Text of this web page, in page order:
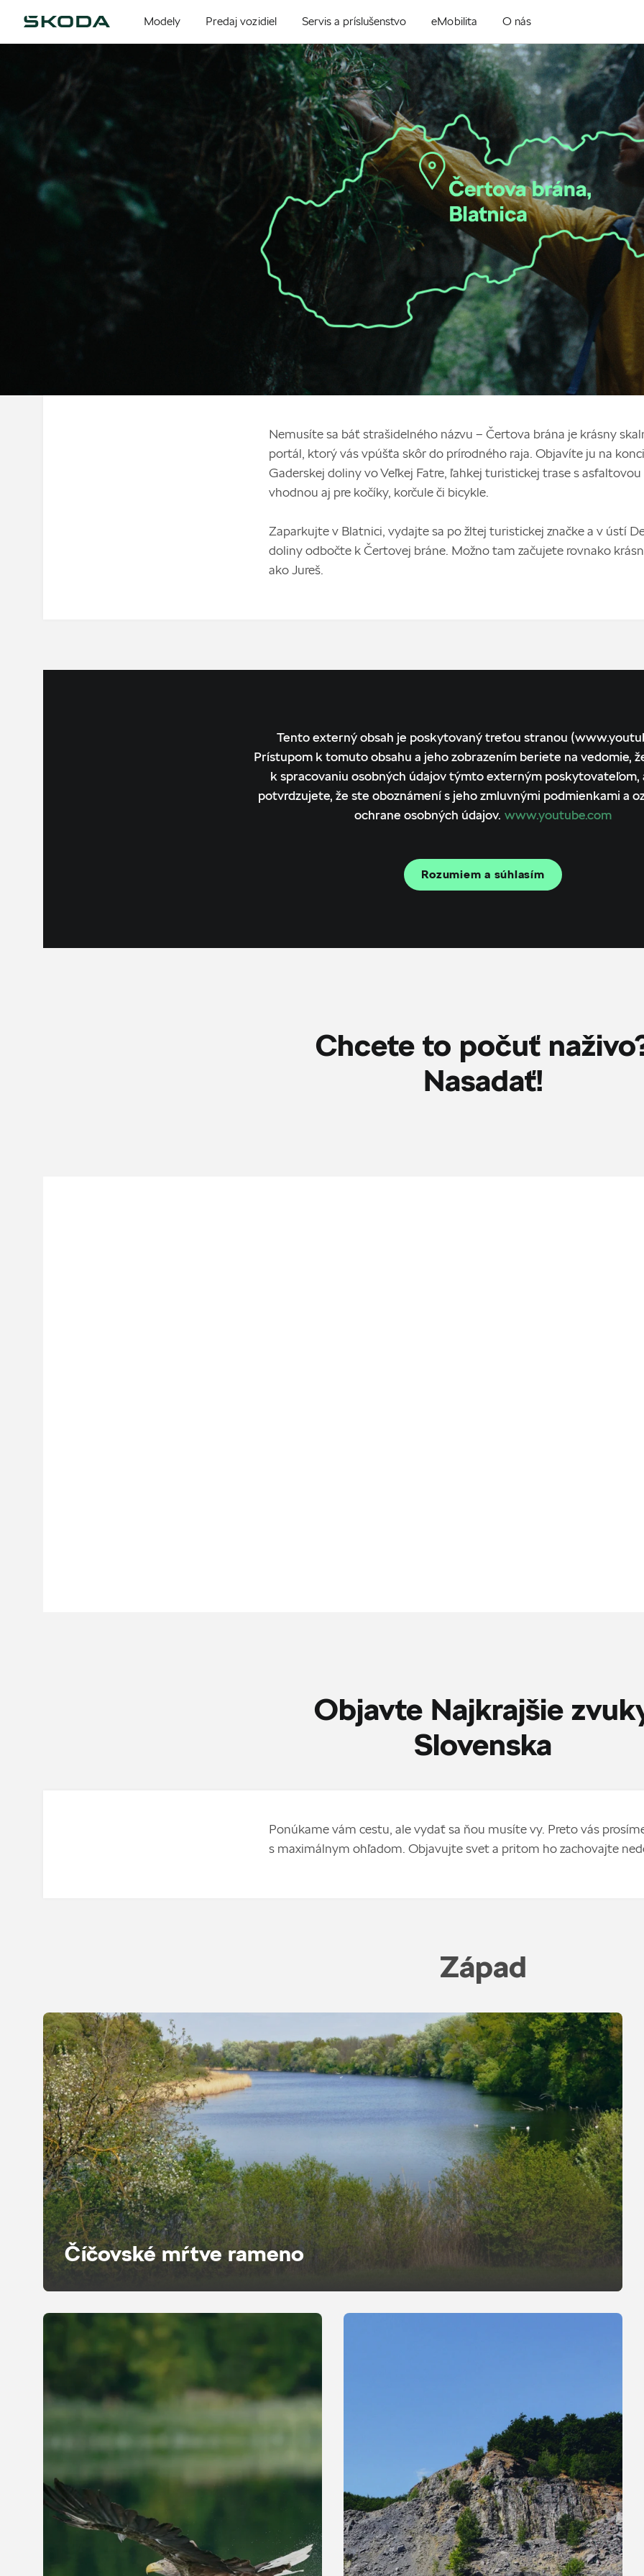
Modely Predaj vozidiel Servis a príslušenstvo eMobilita O nás
Nemusíte sa báť strašidelného názvu – Čertova brána je krásny
portál, ktorý vás vpúšťa skôr do prírodného raja. Objavíte ju na konci
Gaderskej doliny vo Veľkej Fatre, ľahkej turistickej trase s
vhodnou aj pre kočíky, korčule či bicykle.
Zaparkujte v Blatnici, vydajte sa po žltej turistickej značke a v ústí
doliny odbočte k Čertovej bráne. Možno tam začujete rovnako
ako Jureš.
Tento externý obsah je poskytovaný treťou stranou
Prístupom k tomuto obsahu a jeho zobrazením beriete na vedomie,
k spracovaniu osobných údajov týmto externým poskytovateľom,
potvrdzujete, že ste oboznámení s jeho zmluvnými podmienkami a
ochrane osobných údajov. www.youtube.com
Rozumiem a súhlasím
Chcete to počuť
Nasadať!
Objavte Najkrajšie
Slovenska
Ponúkame vám cestu, ale vydať sa ňou musíte vy. Preto vás
s maximálnym ohľadom. Objavujte svet a pritom ho zachovajte
Západ
Číčovské mŕtve rameno